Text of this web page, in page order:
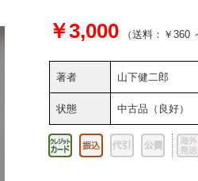
￥3,000 （送料：￥360
著者 山下健二郎
状態 中古品（良好）